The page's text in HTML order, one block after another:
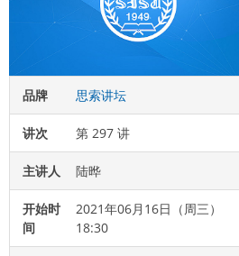
品牌 思索讲坛
讲次 第 297 讲
主讲人 陆晔
开始时
间
2021年06月16日（周三）
18:30